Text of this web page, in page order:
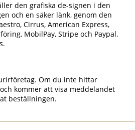
den grafiska de-signen i den
och en säker länk, genom den
Cirrus, American Express,
MobilPay, Stripe och Paypal.
Om du inte hittar
och kommer att visa meddelandet
beställningen.